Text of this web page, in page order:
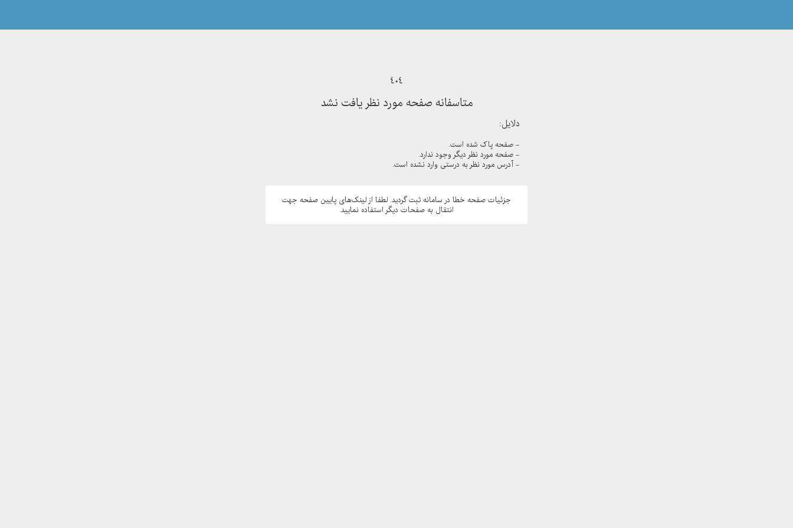
404
متاسفانه صفحه مورد نظر یافت نشد
دلایل:
- صفحه پاک شده است.
- صفحه مورد نظر دیگر وجود ندارد.
- آدرس مورد نظر به درستی وارد نشده است.
جزئیات صفحه خطا در سامانه ثبت گردید. لطفا از لینک‌های پایین صفحه جهت
انتقال به صفحات دیگر استفاده نمایید.